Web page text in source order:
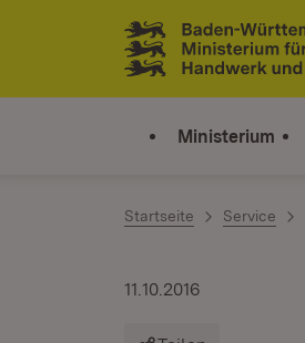
Zum Inhalt springen
Link zur Startseite
Ministerium
Startseite Service
11.10.2016